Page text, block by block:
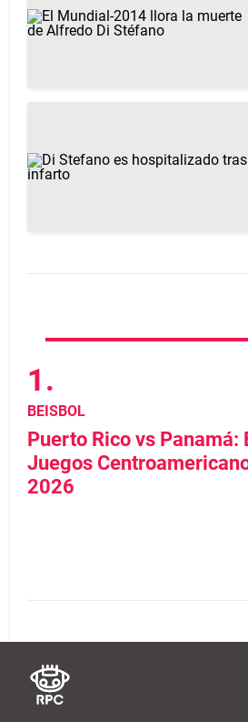
BEISBOL
Puerto Rico vs Panamá:
Juegos
2026